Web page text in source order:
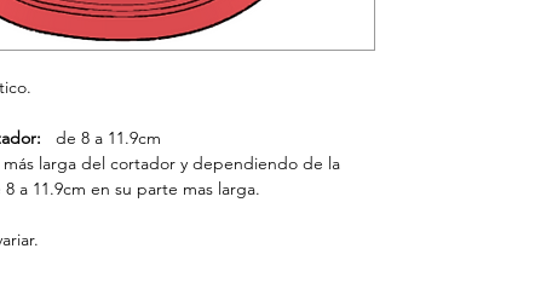
de 8 a 11.9cm
larga del cortador y dependiendo de la
a 11.9cm en su parte mas larga.